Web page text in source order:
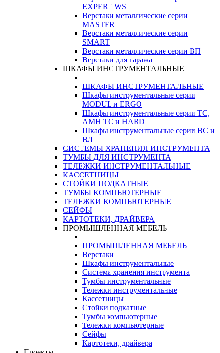
EXPERT WS
Верстаки металлические серии
MASTER
Верстаки металлические серии
SMART
Верстаки металлические серии ВП
Верстаки для гаража
ШКАФЫ ИНСТРУМЕНТАЛЬНЫЕ
ШКАФЫ ИНСТРУМЕНТАЛЬНЫЕ
Шкафы инструментальные серии
MODUL и ERGO
Шкафы инструментальные серии ТС,
АМН ТС и HARD
Шкафы инструментальные серии ВС и
ВЛ
СИСТЕМЫ ХРАНЕНИЯ ИНСТРУМЕНТА
ТУМБЫ ДЛЯ ИНСТРУМЕНТА
ТЕЛЕЖКИ ИНСТРУМЕНТАЛЬНЫЕ
КАССЕТНИЦЫ
СТОЙКИ ПОДКАТНЫЕ
ТУМБЫ КОМПЬЮТЕРНЫЕ
ТЕЛЕЖКИ КОМПЬЮТЕРНЫЕ
СЕЙФЫ
КАРТОТЕКИ, ДРАЙВЕРА
ПРОМЫШЛЕННАЯ МЕБЕЛЬ
ПРОМЫШЛЕННАЯ МЕБЕЛЬ
Верстаки
Шкафы инструментальные
Система хранения инструмента
Тумбы инструментальные
Тележки инструментальные
Кассетницы
Стойки подкатные
Тумбы компьютерные
Тележки компьютерные
Сейфы
Картотеки, драйвера